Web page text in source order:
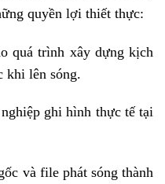
quyền lợi thiết thực:
quá trình xây dựng kịch
khi lên sóng.
ghi hình thực tế tại
và file phát sóng thành